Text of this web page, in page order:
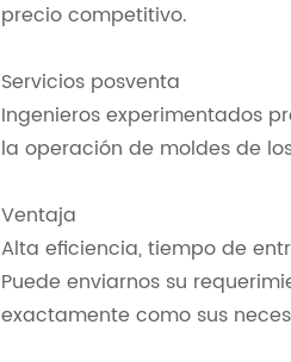
precio competitivo.
Servicios posventa
Ingenieros experimentados
la operación de moldes de
Ventaja
Alta eficiencia, tiempo de
Puede enviarnos su
exactamente como sus